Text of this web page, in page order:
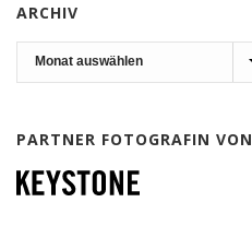
ARCHIV
Archiv
PARTNER FOTOGRAFIN VON